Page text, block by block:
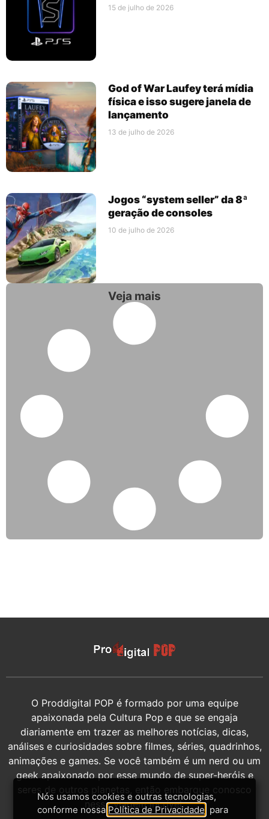
15 de julho de 2026
God of War Laufey terá mídia
física e isso sugere janela de
lançamento
13 de julho de 2026
Jogos “system seller” da 8ª
geração de consoles
10 de julho de 2026
Veja mais
O Proddigital POP é formado por uma equipe
apaixonada pela Cultura Pop e que se engaja
diariamente em trazer as melhores notícias, dicas,
análises e curiosidades sobre filmes, séries, quadrinhos,
animações e games. Se você também é um nerd ou um
geek apaixonado por esse mundo de super-heróis e
seres de outros planetas, então embarque conosco
nessa viagem incrível.
Nós usamos cookies e outras tecnologias,
conforme nossa Política de Privacidade , para